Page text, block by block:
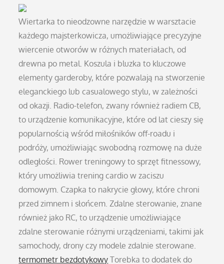
Wiertarka to nieodzowne narzędzie w warsztacie
każdego majsterkowicza, umożliwiające precyzyjne
wiercenie otworów w różnych materiałach, od
drewna po metal. Koszula i bluzka to kluczowe
elementy garderoby, które pozwalają na stworzenie
eleganckiego lub casualowego stylu, w zależności
od okazji. Radio-telefon, zwany również radiem CB,
to urządzenie komunikacyjne, które od lat cieszy się
popularnością wśród miłośników off-roadu i
podróży, umożliwiając swobodną rozmowę na duże
odległości. Rower treningowy to sprzęt fitnessowy,
który umożliwia trening cardio w zaciszu
domowym. Czapka to nakrycie głowy, które chroni
przed zimnem i słońcem. Zdalne sterowanie, znane
również jako RC, to urządzenie umożliwiające
zdalne sterowanie różnymi urządzeniami, takimi jak
samochody, drony czy modele zdalnie sterowane.
termometr bezdotykowy Torebka to dodatek do